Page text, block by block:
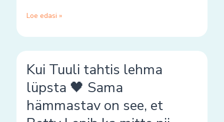
Loe edasi »
Kui Tuuli tahtis lehma
lüpsta 🖤 Sama
hämmastav on see, et
Tuuli
lehma
lüpsta
🖤